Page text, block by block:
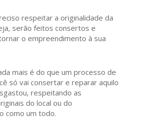
respeitar a originalidade da
serão feitos consertos e
o empreendimento à sua
mais é do que um processo de
só vai consertar e reparar aquilo
respeitando as
do local ou do
como um todo.